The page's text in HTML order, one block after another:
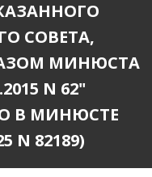
СОВЕТА,
МИНЮСТА
N 62"
В МИНЮСТЕ
N 82189)